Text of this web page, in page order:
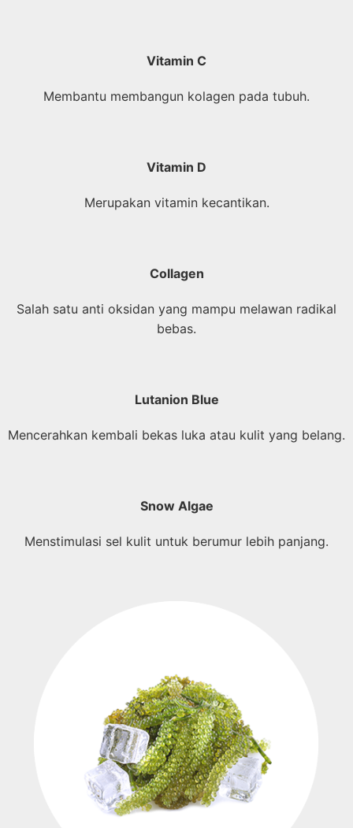
Vitamin C
Membantu membangun kolagen pada tubuh.
Vitamin D
Merupakan vitamin kecantikan.
Collagen
Salah satu anti oksidan yang mampu melawan radikal
bebas.
Lutanion Blue
Mencerahkan kembali bekas luka atau kulit yang belang.
Snow Algae
Menstimulasi sel kulit untuk berumur lebih panjang.